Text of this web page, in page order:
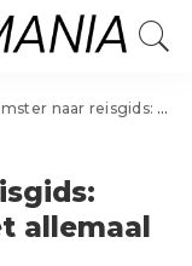
reisgids: Erica Terpstra doet het allemaal
allemaal